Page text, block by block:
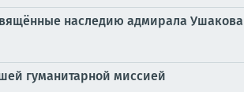
наследию адмирала Ушакова
гуманитарной миссией